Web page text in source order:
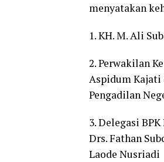
menyatakan
1. KH. M. Ali
2. Perwakilan
Aspidum Kajati
Pengadilan
3. Delegasi BPK
Drs. Fathan
Laode Nusriadi